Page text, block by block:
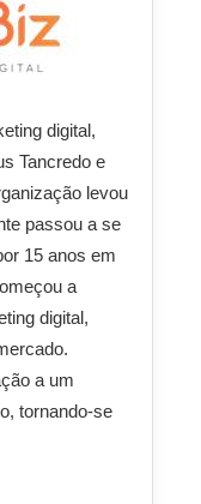
digital,
Tancredo e
levou
passou a se
15 anos em
a
digital,
a um
tornando-se